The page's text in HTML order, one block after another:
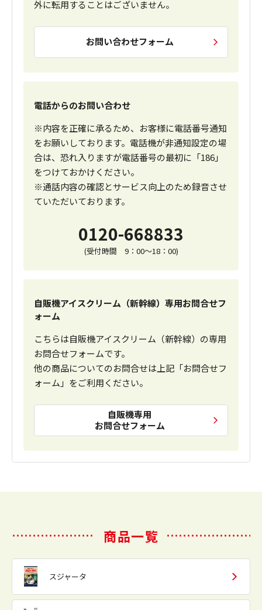
外に転用することはございません。
お問い合わせフォーム
電話からのお問い合わせ
※内容を正確に承るため、お客様に電話番号通知
をお願いしております。電話機が非通知設定の場
合は、恐れ入りますが電話番号の最初に「186」
をつけておかけください。
※通話内容の確認とサービス向上のため録音させ
ていただいております。
0120-668833
(受付時間 9：00～18：00)
自販機アイスクリーム（新幹線）専用お問合せフ
ォーム
こちらは自販機アイスクリーム（新幹線）の専用
お問合せフォームです。
他の商品についてのお問合せは上記「お問合せフ
ォーム」をご利用ください。
自販機専用
お問合せフォーム
商品一覧
スジャータ